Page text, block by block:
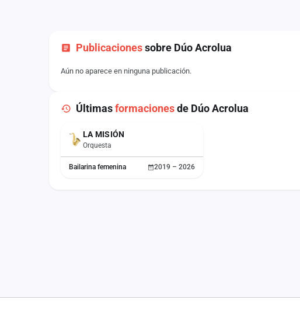
Publicacionessobre Dúo Acrolua
Aún no aparece en ninguna publicación.
Últimasformacionesde Dúo Acrolua
LA MISIÓN
Orquesta
Bailarina femenina 2019 – 2026